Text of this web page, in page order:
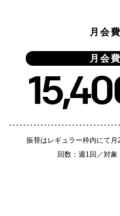
月会費
月会費
振替はレギュラー枠内にて月
回数：週1回／対象